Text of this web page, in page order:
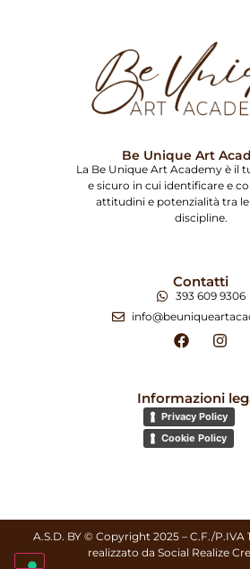
Be Unique Art
La Be Unique Art Academy è il
e sicuro in cui identificare e
attitudini e potenzialità tra
discipline.
Contatti
393 609 9306
Informazioni
Privacy Policy
Cookie Policy
A.S.D. BY © Copyright 2025 – C.F./P.IVA
realizzato da Social Realize